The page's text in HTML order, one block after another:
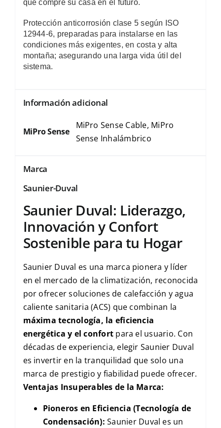
que compre su casa en el futuro.
Protección anticorrosión clase 5 según ISO
12944-6, preparadas para instalarse en las
condiciones más exigentes, en costa y alta
montaña; asegurando una larga vida útil del
sistema.
Información adicional
MiPro Sense
MiPro Sense Cable, MiPro
Sense Inhalámbrico
Marca
Saunier-Duval
Saunier Duval: Liderazgo,
Innovación y Confort
Sostenible para tu Hogar
Saunier Duval es una marca pionera y líder
en el mercado de la climatización, reconocida
por ofrecer soluciones de calefacción y agua
caliente sanitaria (ACS) que combinan la
máxima tecnología, la eficiencia
energética y el confort para el usuario. Con
décadas de experiencia, elegir Saunier Duval
es invertir en la tranquilidad que solo una
marca de prestigio y fiabilidad puede ofrecer.
Ventajas Insuperables de la Marca:
Pioneros en Eficiencia (Tecnología de
Condensación): Saunier Duval es un